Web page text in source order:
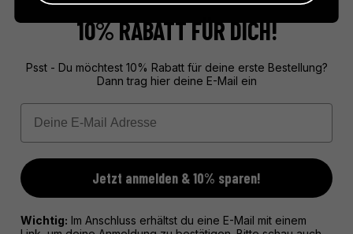
10% RABATT FÜR DICH!
Psst - Du möchtest 10% Rabatt für deine erste Bestellung?
Dann trag hier deine E-Mail ein
Email
Jetzt anmelden & 10% sparen!
Wichtig: Im Anschluss erhältst du eine E-Mail mit einem